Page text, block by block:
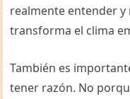
realmente entender
transforma el clima
También es
tener razón. No